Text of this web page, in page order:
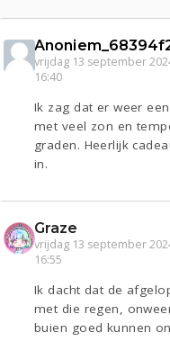
vrijdag 13 september
16:40
Ik zag dat er weer
met veel zon en
graden. Heerlijk
in.
Graze
vrijdag 13 september
16:55
Ik dacht dat de
met die regen,
buien goed kunnen